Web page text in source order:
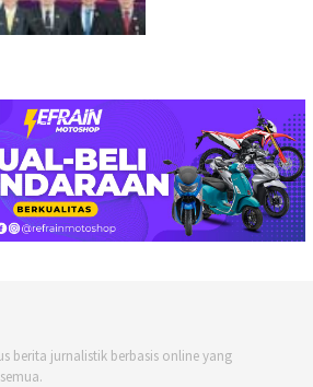
berita jurnalistik berbasis online yang